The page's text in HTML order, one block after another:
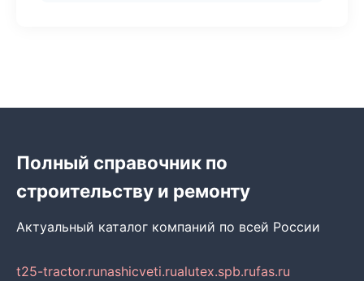
Полный справочник по
строительству и ремонту
Актуальный каталог компаний по всей России
t25-tractor.runashicveti.rualutex.spb.rufas.ru